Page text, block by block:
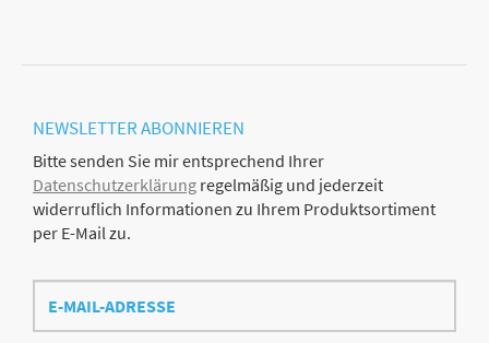
NEWSLETTERABONNIEREN
Bitte senden Sie mir entsprechend Ihrer
Datenschutzerklärung regelmäßig und jederzeit
widerruflich Informationen zu Ihrem Produktsortiment
per E-Mail zu.
E-
Mail-
Adresse